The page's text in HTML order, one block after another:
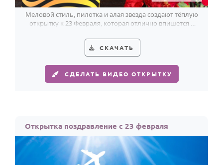
Меловой стиль, пилотка и алая звезда создают тёплую
открытку к 23 Февраля, которая отлично впишется в
СКАЧАТЬ
СДЕЛАТЬ ВИДЕО ОТКРЫТКУ
Открытка поздравление с 23 февраля